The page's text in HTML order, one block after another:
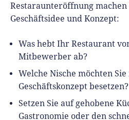
Restaraunteröffnung machen
Geschäftsidee und Konzept:
Was hebt Ihr Restaurant
Mitbewerber ab?
Welche Nische möchten
Geschäftskonzept besetzen?
Setzen Sie auf gehobene
Gastronomie oder den